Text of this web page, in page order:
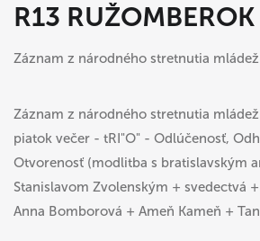
R13
Záznam z národného stretnutia
Záznam z národného stretnutia
piatok večer - tRI"O" - Odlúčenosť,
Otvorenosť (modlitba s bratislavským
Stanislavom Zvolenským + svedectvá
Anna Bomborová + Ameň Kameň +